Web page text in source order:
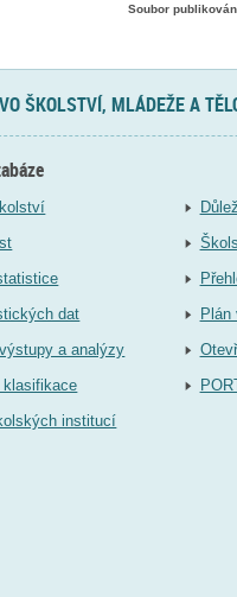
Soubor
ŠKOLSTVÍ, MLÁDEŽE A
dat
a analýzy
institucí
Plán